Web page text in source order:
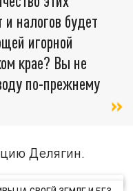
и налогов будет
игорной
крае? Вы не
по-прежнему
Делягин.